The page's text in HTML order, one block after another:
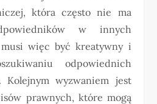
która często nie ma
w innych
musi więc być kreatywny i
odpowiednich
wyzwaniem jest
prawnych, które mogą